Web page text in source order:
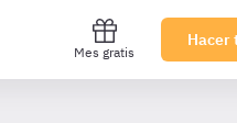
Mes gratis
Hacer